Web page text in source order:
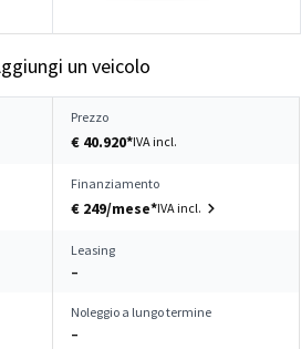
un veicolo
Prezzo
€ 40.920*IVA incl.
Finanziamento
€ 249/mese*IVA incl.
Leasing
–
Noleggio a lungo termine
–